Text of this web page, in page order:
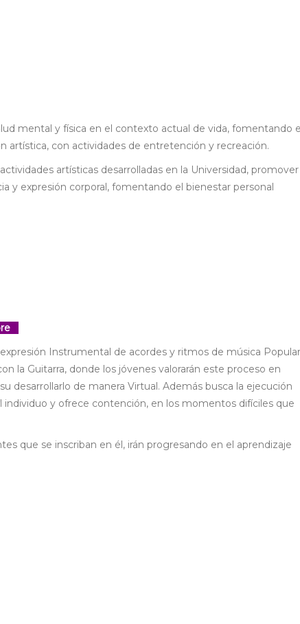
mental y física en el contexto actual de vida, fomentando el
artística, con actividades de entretención y recreación.
artísticas desarrolladas en la Universidad, promover
y expresión corporal, fomentando el bienestar personal
Instrumental de acordes y ritmos de música Popular
la Guitarra, donde los jóvenes valorarán este proceso en
desarrollarlo de manera Virtual. Además busca la ejecución
y ofrece contención, en los momentos difíciles que
que se inscriban en él, irán progresando en el aprendizaje